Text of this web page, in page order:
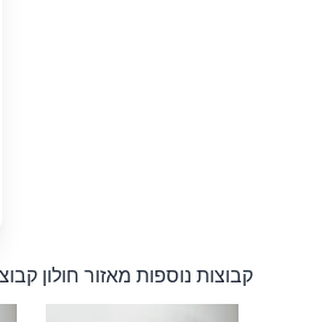
קבוצות נוספות מאזור חולון